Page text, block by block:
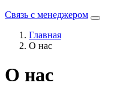
Связь с менеджером
Главная
О нас
О нас